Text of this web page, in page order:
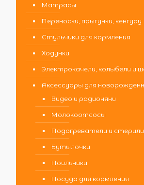
Матрасы
Переноски, прыгунки, кенгуру
Стульчики для кормления
Ходунки
Электрокачели, колыбели и
Аксессуары для
Видео и радионяни
Молокоотсосы
Подогреватели и
Бутылочки
Поильники
Посуда для кормления